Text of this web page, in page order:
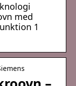
med
1